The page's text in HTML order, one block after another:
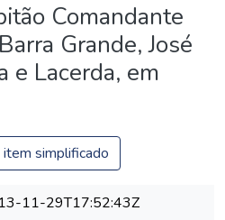
EstatísticasComandante
Grande, José
e Lacerda, em
item simplificado
11-29T17:52:43Z